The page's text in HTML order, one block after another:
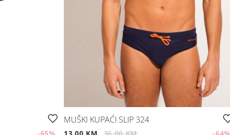
MUŠKI KUPAĆI SLIP 324